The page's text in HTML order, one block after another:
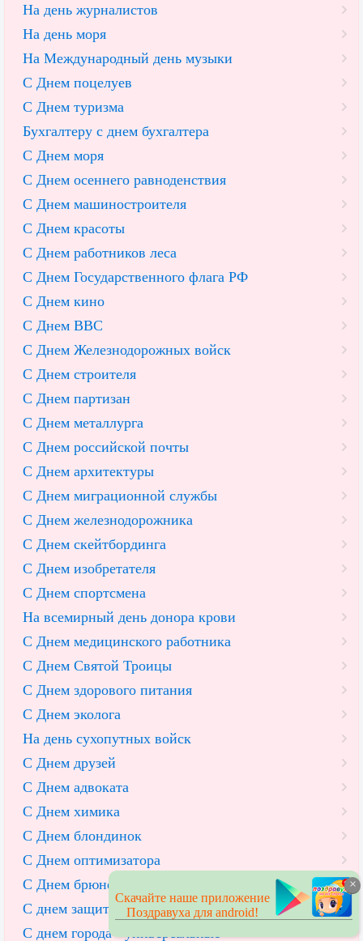
На день журналистов
На день моря
На Международный день музыки
С Днем поцелуев
С Днем туризма
Бухгалтеру с днем бухгалтера
С Днем моря
С Днем осеннего равноденствия
С Днем машиностроителя
С Днем красоты
С Днем работников леса
С Днем Государственного флага РФ
С Днем кино
С Днем ВВС
С Днем Железнодорожных войск
С Днем строителя
С Днем партизан
С Днем металлурга
С Днем российской почты
С Днем архитектуры
С Днем миграционной службы
С Днем железнодорожника
С Днем скейтбординга
С Днем изобретателя
С Днем спортсмена
На всемирный день донора крови
С Днем медицинского работника
С Днем Святой Троицы
С Днем здорового питания
С Днем эколога
На день сухопутных войск
С Днем друзей
С Днем адвоката
С Днем химика
С Днем блондинок
С Днем оптимизатора
С Днем брюнеток
С днем защиты детей
С днем города - универсальные
×
Скачайте наше приложение
Поздравуха для android!